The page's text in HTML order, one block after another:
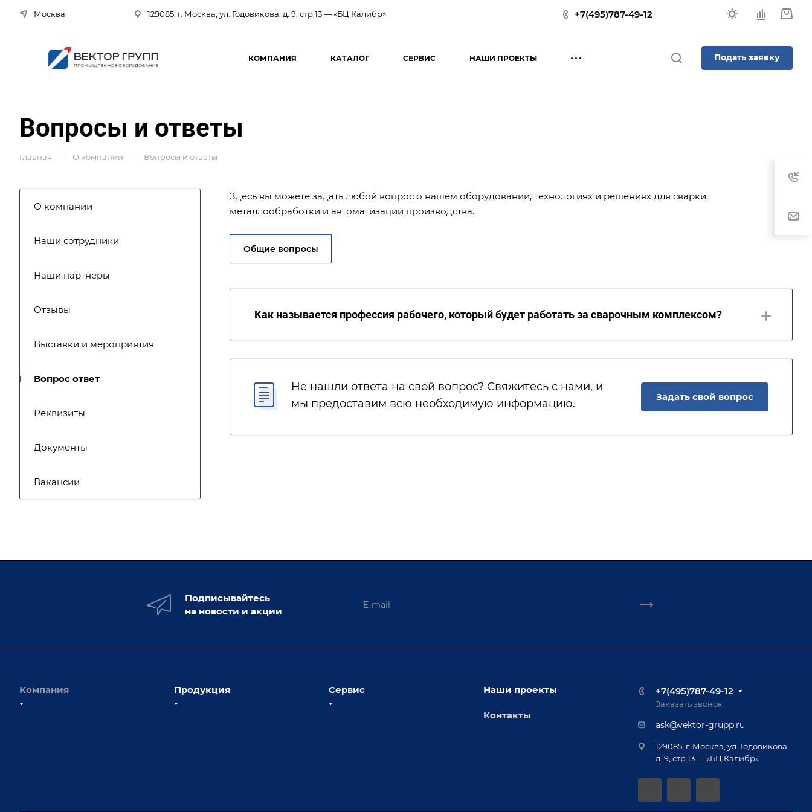
Москва 129085, г. Москва, ул. Годовикова, д. 9, стр.13 — «БЦ Калибр» +7(495)787-49-12
КОМПАНИЯ КАТАЛОГ СЕРВИС НАШИ ПРОЕКТЫ Подать заявку
Вопросы и ответы
Главная — О компании — Вопросы и ответы
Здесь вы можете задать любой вопрос о нашем оборудовании, технологиях и решениях для сварки,
металлообработки и автоматизации производства.
Общие вопросы
Как называется профессия рабочего, который будет работать за сварочным комплексом?
Не нашли ответа на свой вопрос? Свяжитесь с нами, и
мы предоставим всю необходимую информацию.
Задать свой вопрос
О компании
Наши сотрудники
Наши партнеры
Отзывы
Выставки и мероприятия
Вопрос ответ
Реквизиты
Документы
Вакансии
Подписывайтесь
на новости и акции
Компания Продукция Сервис Наши проекты
Контакты
+7(495)787-49-12
Заказать звонок
ask@vektor-grupp.ru
129085, г. Москва, ул. Годовикова,
д. 9, стр.13 — «БЦ Калибр»